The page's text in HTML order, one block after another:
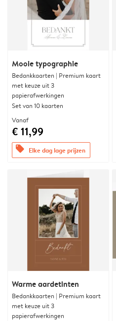
Mooie typographie
Bedankkaarten | Premium kaart
met keuze uit 3
papierafwerkingen
Set van 10 kaarten
Vanaf
€ 11,99
offers Elke dag lage prijzen
Warme aardetinten
Bedankkaarten | Premium kaart
met keuze uit 3
papierafwerkingen